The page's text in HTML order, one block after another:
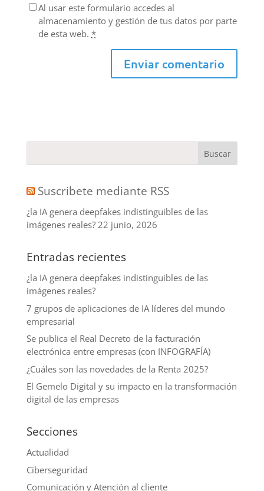
Al usar este formulario accedes al
almacenamiento y gestión de tus datos por parte
de esta web. *
Suscribete mediante RSS
¿la IA genera deepfakes indistinguibles de las
imágenes reales? 22 junio, 2026
Entradas recientes
¿la IA genera deepfakes indistinguibles de las
imágenes reales?
7 grupos de aplicaciones de IA líderes del mundo
empresarial
Se publica el Real Decreto de la facturación
electrónica entre empresas (con INFOGRAFÍA)
¿Cuáles son las novedades de la Renta 2025?
El Gemelo Digital y su impacto en la transformación
digital de las empresas
Secciones
Actualidad
Ciberseguridad
Comunicación y Atención al cliente